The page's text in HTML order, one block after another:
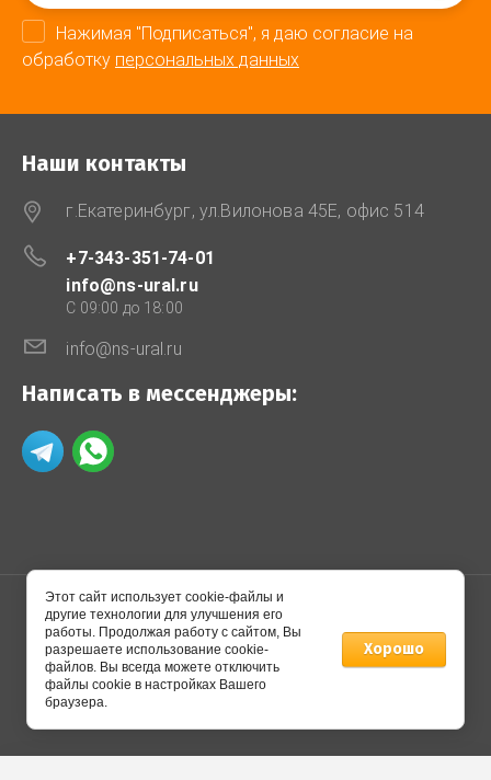
Нажимая "Подписаться", я даю согласие на
обработку персональных данных
Наши контакты
г.Екатеринбург, ул.Вилонова 45Е, офис 514
+7-343-351-74-01
info@ns-ural.ru
C 09:00 до 18:00
info@ns-ural.ru
Написать в мессенджеры:
© 2014 - 2026 Производственное предприятие
"НОВОСТАР"
Создание,
Этот сайт использует cookie-файлы и
другие технологии для улучшения его
работы. Продолжая работу с сайтом, Вы
разрешаете использование cookie-
файлов. Вы всегда можете отключить
файлы cookie в настройках Вашего
браузера.
Хорошо